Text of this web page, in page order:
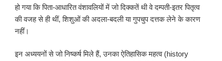
हो गया कि पिता-आधारित वंशावलियों में जो दिक्कतें थी वे दम्पती-इतर पितृत्व
की वजह से ही थीं, शिशुओं की अदला-बदली या गुपचुप दत्तक लेने के कारण
नहीं।
इन अध्ययनों से जो निष्कर्ष मिले हैं, उनका ऐतिहासिक महत्व (history